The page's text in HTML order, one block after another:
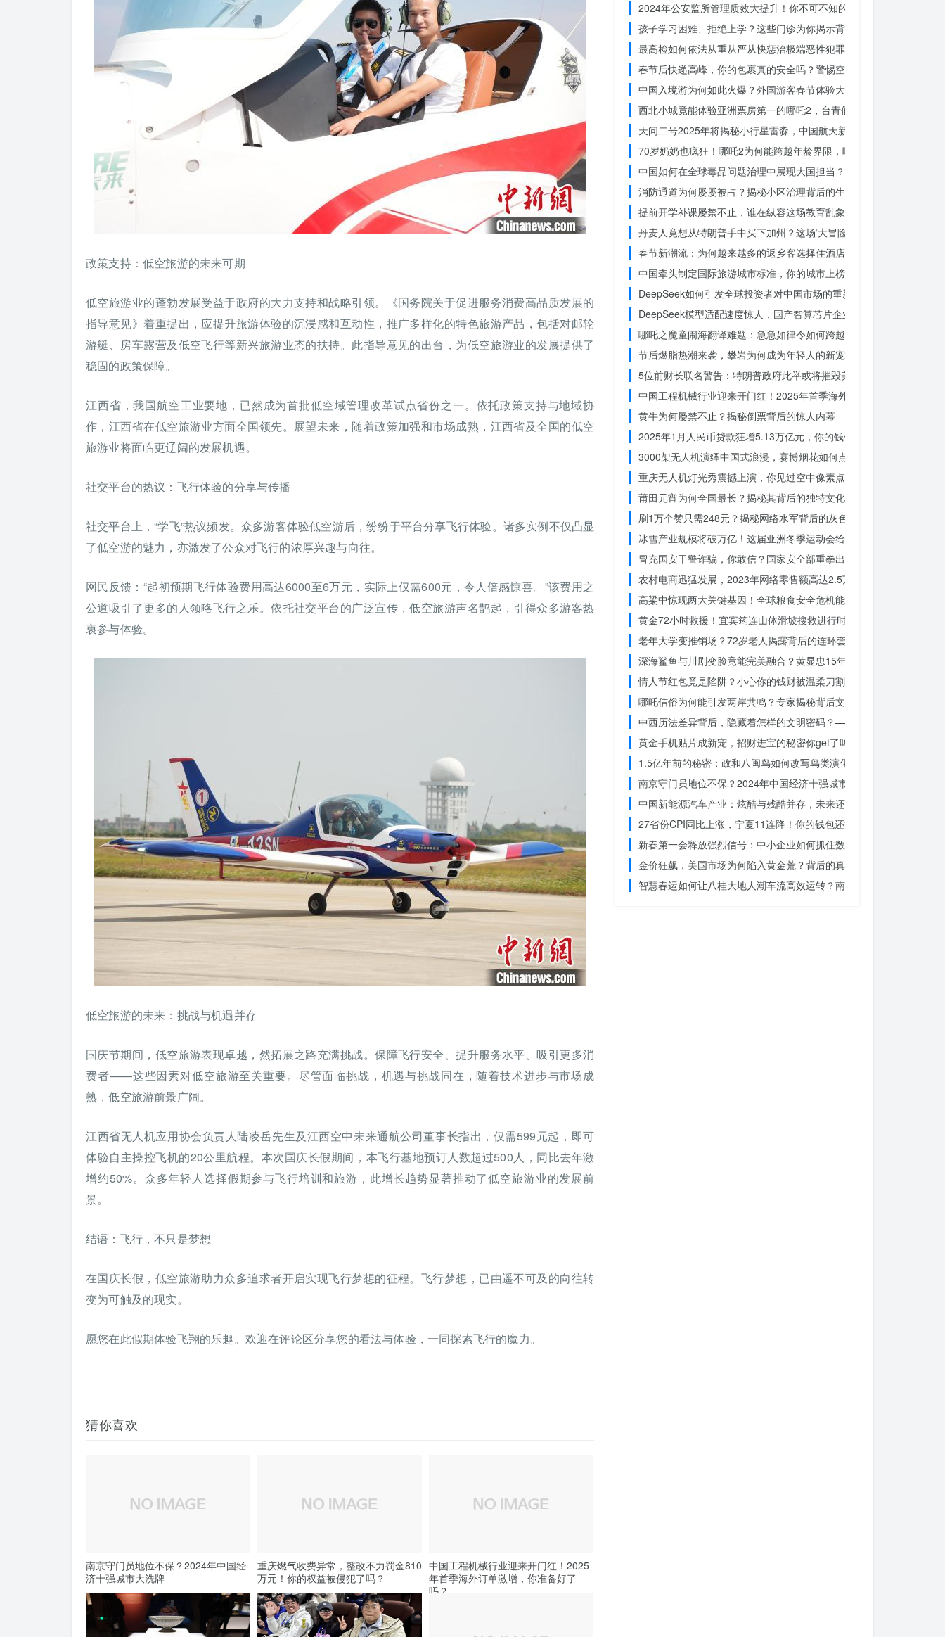
政策支持：低空旅游的未来可期
低空旅游业的蓬勃发展受益于政府的大力支持和战略引领。《国务院关于促进服务消费高品质发展的
指导意见》着重提出，应提升旅游体验的沉浸感和互动性，推广多样化的特色旅游产品，包括对邮轮
游艇、房车露营及低空飞行等新兴旅游业态的扶持。此指导意见的出台，为低空旅游业的发展提供了
稳固的政策保障。
江西省，我国航空工业要地，已然成为首批低空域管理改革试点省份之一。依托政策支持与地域协
作，江西省在低空旅游业方面全国领先。展望未来，随着政策加强和市场成熟，江西省及全国的低空
旅游业将面临更辽阔的发展机遇。
社交平台的热议：飞行体验的分享与传播
社交平台上，“学飞”热议频发。众多游客体验低空游后，纷纷于平台分享飞行体验。诸多实例不仅凸显
了低空游的魅力，亦激发了公众对飞行的浓厚兴趣与向往。
网民反馈：“起初预期飞行体验费用高达6000至6万元，实际上仅需600元，令人倍感惊喜。”该费用之
公道吸引了更多的人领略飞行之乐。依托社交平台的广泛宣传，低空旅游声名鹊起，引得众多游客热
衷参与体验。
低空旅游的未来：挑战与机遇并存
国庆节期间，低空旅游表现卓越，然拓展之路充满挑战。保障飞行安全、提升服务水平、吸引更多消
费者——这些因素对低空旅游至关重要。尽管面临挑战，机遇与挑战同在，随着技术进步与市场成
熟，低空旅游前景广阔。
江西省无人机应用协会负责人陆凌岳先生及江西空中未来通航公司董事长指出，仅需599元起，即可
体验自主操控飞机的20公里航程。本次国庆长假期间，本飞行基地预订人数超过500人，同比去年激
增约50%。众多年轻人选择假期参与飞行培训和旅游，此增长趋势显著推动了低空旅游业的发展前
景。
结语：飞行，不只是梦想
在国庆长假，低空旅游助力众多追求者开启实现飞行梦想的征程。飞行梦想，已由遥不可及的向往转
变为可触及的现实。
愿您在此假期体验飞翔的乐趣。欢迎在评论区分享您的看法与体验，一同探索飞行的魔力。
猜你喜欢
南京守门员地位不保？2024年中国经
济十强城市大洗牌
重庆燃气收费异常，整改不力罚金810
万元！你的权益被侵犯了吗？
中国工程机械行业迎来开门红！2025
年首季海外订单激增，你准备好了
吗？
2024年公安监所管理质效大提升！你不可不知的法治文明新举措
孩子学习困难、拒绝上学？这些门诊为你揭示背后的真相
最高检如何依法从重从严从快惩治极端恶性犯罪？揭秘重大案件背后
春节后快递高峰，你的包裹真的安全吗？警惕空包诈骗
中国入境游为何如此火爆？外国游客春节体验大揭秘
西北小城竟能体验亚洲票房第一的哪吒2，台青们为何如此惊叹？
天问二号2025年将揭秘小行星雷淼，中国航天新时代即将开启
70岁奶奶也疯狂！哪吒2为何能跨越年龄界限，吸引全民观影？
中国如何在全球毒品问题治理中展现大国担当？揭秘中国方案的独特
消防通道为何屡屡被占？揭秘小区治理背后的生命线危机
提前开学补课屡禁不止，谁在纵容这场教育乱象？
丹麦人竟想从特朗普手中买下加州？这场‘大冒险’背后藏着什么秘密
春节新潮流：为何越来越多的返乡客选择住酒店而不是家里？
中国牵头制定国际旅游城市标准，你的城市上榜了吗？
DeepSeek如何引发全球投资者对中国市场的重新评估？
DeepSeek模型适配速度惊人，国产智算芯片企业仅用一周完成！未
哪吒之魔童闹海翻译难题：急急如律令如何跨越文化鸿沟？
节后燃脂热潮来袭，攀岩为何成为年轻人的新宠？
5位前财长联名警告：特朗普政府此举或将摧毁美国信誉？
中国工程机械行业迎来开门红！2025年首季海外订单激增，你准备好
黄牛为何屡禁不止？揭秘倒票背后的惊人内幕
2025年1月人民币贷款狂增5.13万亿元，你的钱包准备好了吗？
3000架无人机演绎中国式浪漫，赛博烟花如何点亮夜空？
重庆无人机灯光秀震撼上演，你见过空中像素点的奇迹吗？
莆田元宵为何全国最长？揭秘其背后的独特文化价值
刷1万个赞只需248元？揭秘网络水军背后的灰色产业链
冰雪产业规模将破万亿！这届亚洲冬季运动会给浙江企业带来哪些商
冒充国安干警诈骗，你敢信？国家安全部重拳出击，犯罪团伙被一网
农村电商迅猛发展，2023年网络零售额高达2.5万亿！你还在等什么？
高粱中惊现两大关键基因！全球粮食安全危机能否就此终结？
黄金72小时救援！宜宾筠连山体滑坡搜救进行时，无人机遥感技术助力
老年大学变推销场？72岁老人揭露背后的连环套
深海鲨鱼与川剧变脸竟能完美融合？黄显忠15年水下默剧惊艳全场
情人节红包竟是陷阱？小心你的钱财被温柔刀割走
哪吒信俗为何能引发两岸共鸣？专家揭秘背后文化符号的力量
中西历法差异背后，隐藏着怎样的文明密码？——专访南京大学周礼
黄金手机贴片成新宠，招财进宝的秘密你get了吗？
1.5亿年前的秘密：政和八闽鸟如何改写鸟类演化历史？
南京守门员地位不保？2024年中国经济十强城市大洗牌
中国新能源汽车产业：炫酷与残酷并存，未来还能走多远？
27省份CPI同比上涨，宁夏11连降！你的钱包还好吗？
新春第一会释放强烈信号：中小企业如何抓住数字化转型的机遇？
金价狂飙，美国市场为何陷入黄金荒？背后的真相令人
智慧春运如何让八桂大地人潮车流高效运转？南宁铁路枢纽的秘密武